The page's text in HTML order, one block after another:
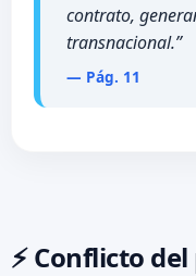
contrato,
transnacional.”
— Pág. 11
⚡ Conflicto